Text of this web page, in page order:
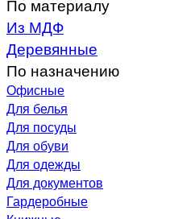
По материалу
Из МДФ
Деревянные
По назначению
Офисные
Для белья
Для посуды
Для обуви
Для одежды
Для документов
Гардеробные